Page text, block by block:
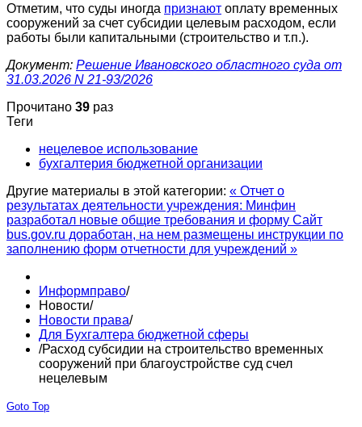
Отметим, что суды иногда признают оплату временных
сооружений за счет субсидии целевым расходом, если
работы были капитальными (строительство и т.п.).
Документ: Решение Ивановского областного суда от
31.03.2026 N 21-93/2026
Прочитано 39 раз
Теги
нецелевое использование
бухгалтерия бюджетной организации
Другие материалы в этой категории: « Отчет о
результатах деятельности учреждения: Минфин
разработал новые общие требования и форму Сайт
bus.gov.ru доработан, на нем размещены инструкции по
заполнению форм отчетности для учреждений »
Информправо/
Новости/
Новости права/
Для Бухгалтера бюджетной сферы
/Расход субсидии на строительство временных
сооружений при благоустройстве суд счел
нецелевым
Goto Top